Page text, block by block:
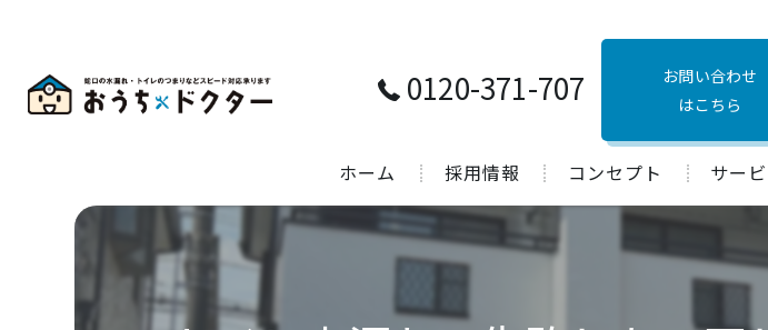
0120-371-707
お問い合わせ
はこちら
ホーム 採用情報 コンセプト サー